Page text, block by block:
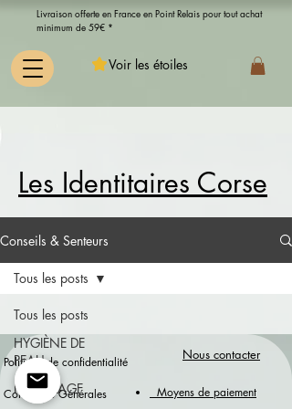
Livraison offerte en France en Point Relais pour tout achat
minimum de 59€ *
Voir les étoiles
Les Identitaires Corse
Conseils & Senteurs
Tous les posts
HYGIÈNE DE
PEAU
RECYCLAGE
Tous les posts
Politique de confidentialité Nous contacter
Conditions Générales Moyens de paiement